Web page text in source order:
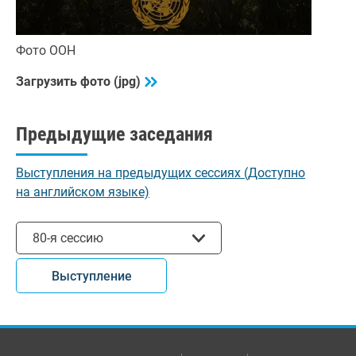
Фото ООН
Загрузить фото (jpg)
Предыдущие заседания
Выступления на предыдущих сессиях (Доступно
на английском языке)
80-я сессию
Выступление